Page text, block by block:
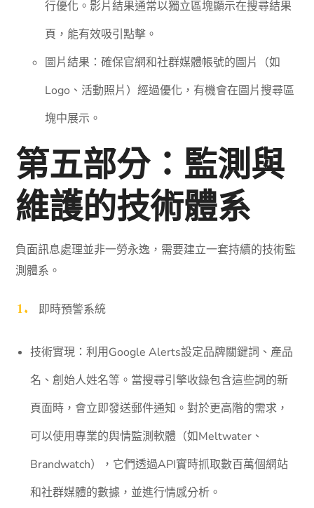
行優化。影片結果通常以獨立區塊顯示在搜尋結果
頁，能有效吸引點擊。
圖片結果：確保官網和社群媒體帳號的圖片（如
Logo、活動照片）經過優化，有機會在圖片搜尋區
塊中展示。
第五部分：監測與
維護的技術體系
負面訊息處理並非一勞永逸，需要建立一套持續的技術監
測體系。
即時預警系統
技術實現：利用Google Alerts設定品牌關鍵詞、產品
名、創始人姓名等。當搜尋引擎收錄包含這些詞的新
頁面時，會立即發送郵件通知。對於更高階的需求，
可以使用專業的舆情監測軟體（如Meltwater、
Brandwatch），它們透過API實時抓取數百萬個網站
和社群媒體的數據，並進行情感分析。